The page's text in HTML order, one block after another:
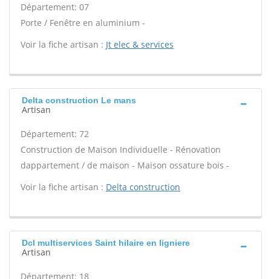
Département: 07
Porte / Fenêtre en aluminium -
Voir la fiche artisan : Jt elec & services
Delta construction Le mans
Artisan
Département: 72
Construction de Maison Individuelle - Rénovation
dappartement / de maison - Maison ossature bois -
Voir la fiche artisan : Delta construction
Dcl multiservices Saint hilaire en ligniere
Artisan
Département: 18